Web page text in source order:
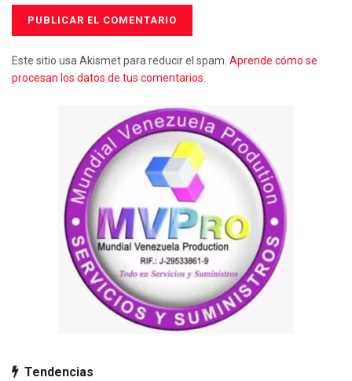
Este sitio usa Akismet para reducir el spam. Aprende cómo se
procesan los datos de tus comentarios.
Tendencias